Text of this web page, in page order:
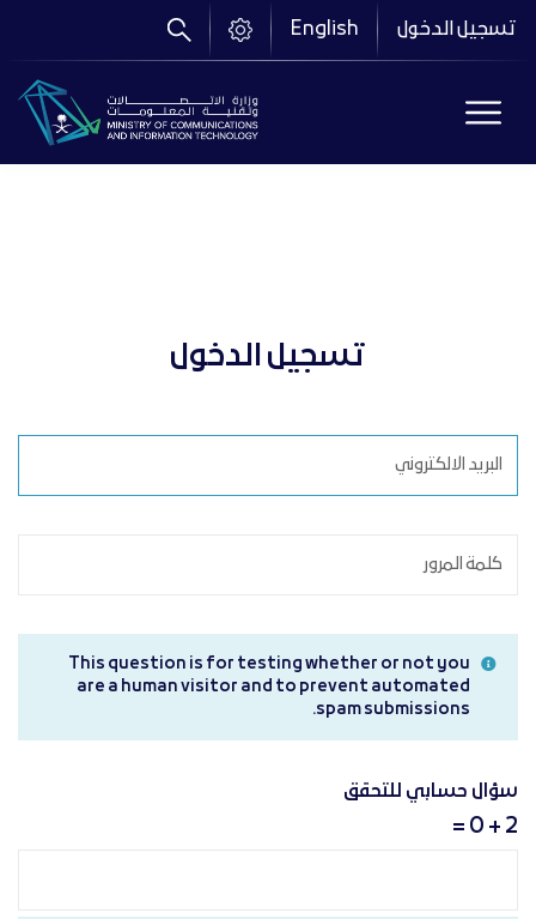
تجاوز
إلى
الرئيسي
تسجيل الدخول English
تسجيل الدخول
This question is for testing whether or not you
are a human visitor and to prevent automated
spam submissions.
سؤال حسابي للتحقق
2 + 0 =